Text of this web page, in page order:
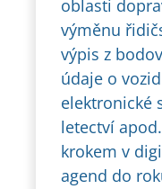
oblasti
výměnu
výpis z
údaje o
elektronické
letectví
krokem v
agend do